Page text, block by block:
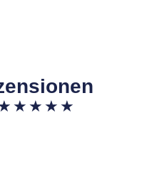
★ ★ ★ ★